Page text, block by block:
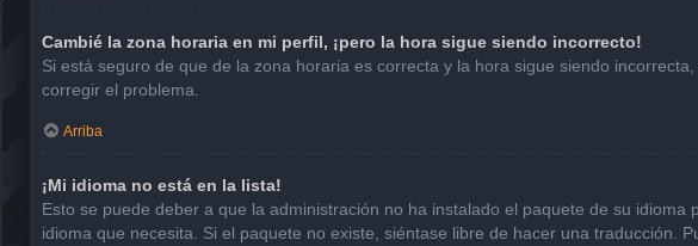
Cambié la zona horaria en mi perfil, ¡pero la hora sigue siendo incorrecto!
Si está seguro de que de la zona horaria es correcta y la hora sigue siendo
corregir el problema.
Arriba
¡Mi idioma no está en la lista!
Esto se puede deber a que la administración no ha instalado el paquete de su
idioma que necesita. Si el paquete no existe, siéntase libre de hacer una traducción.